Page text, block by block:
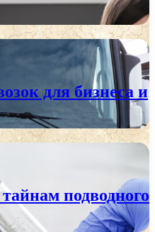
для бизнеса и
подводного